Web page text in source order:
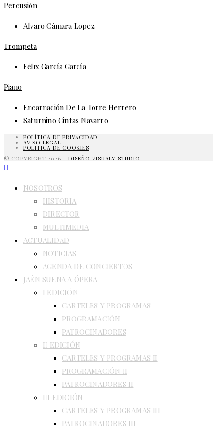
Percusión
Alvaro Cámara Lopez
Trompeta
Félix García García
Piano
Encarnación De La Torre Herrero
Saturnino Cintas Navarro
POLÍTICA DE PRIVACIDAD
AVISO LEGAL
POLITICA DE COOKIES
© COPYRIGHT 2026 – DISEÑO VISUALY STUDIO
NOSOTROS
HISTORIA
DIRECTOR
MULTIMEDIA
ACTUALIDAD
NOTICIAS
AGENDA DE CONCIERTOS
JAÉN SUENA A ÓPERA
I EDICIÓN
CARTELES Y PROGRAMAS
PROGRAMACIÓN
PATROCINADORES
II EDICIÓN
CARTELES Y PROGRAMAS II
PROGRAMACIÓN II
PATROCINADORES II
III EDICIÓN
CARTELES Y PROGRAMAS III
PATROCINADORES III